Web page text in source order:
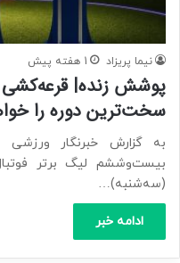
نیما پریزاد 1 هفته پیش
سخت‌ترین دوره را
به گزارش خبرنگار
(سه‌شنبه)…
ادامه خبر